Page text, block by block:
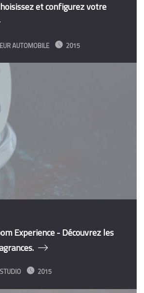
et configurez votre
AUTOMOBILE 2015
Experience - Découvrez les
2015